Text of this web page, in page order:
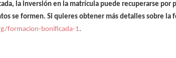
la inversión en la matrícula puede recuperarse
se formen. Si quieres obtener más detalles sobre la
formacion-bonificada-1.